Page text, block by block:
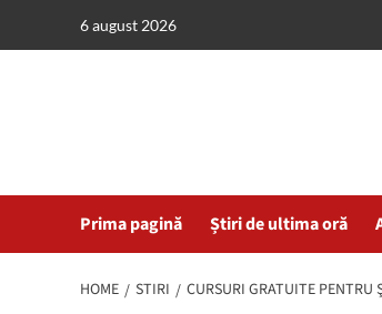
6 august 2026
Prima pagină Știri de ultima oră
HOME STIRI CURSURI GRATUITE PENTRU